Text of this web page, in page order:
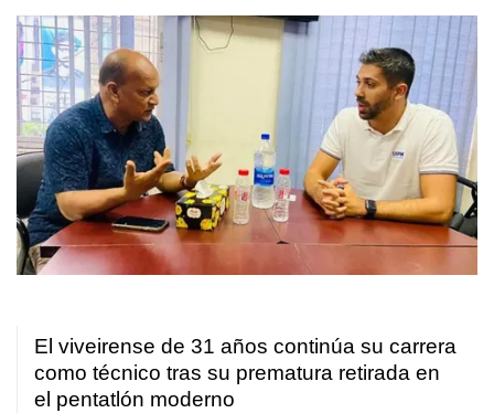
El viveirense de 31 años continúa su carrera
como técnico tras su prematura retirada en
el pentatlón moderno